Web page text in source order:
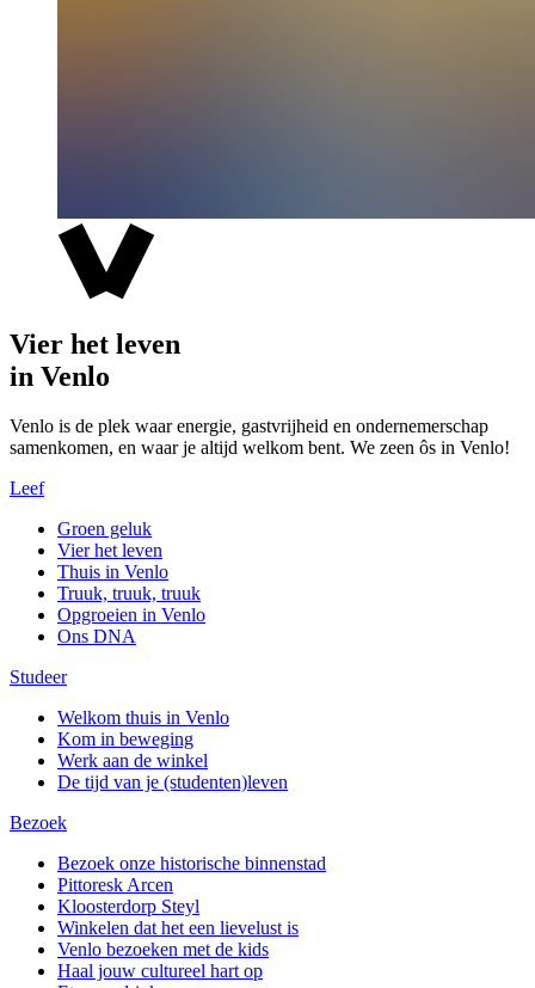
Vier het leven
in Venlo
Venlo is de plek waar energie, gastvrijheid en ondernemerschap
samenkomen, en waar je altijd welkom bent. We zeen ôs in Venlo!
Leef
Groen geluk
Vier het leven
Thuis in Venlo
Truuk, truuk, truuk
Opgroeien in Venlo
Ons DNA
Studeer
Welkom thuis in Venlo
Kom in beweging
Werk aan de winkel
De tijd van je (studenten)leven
Bezoek
Bezoek onze historische binnenstad
Pittoresk Arcen
Kloosterdorp Steyl
Winkelen dat het een lievelust is
Venlo bezoeken met de kids
Haal jouw cultureel hart op